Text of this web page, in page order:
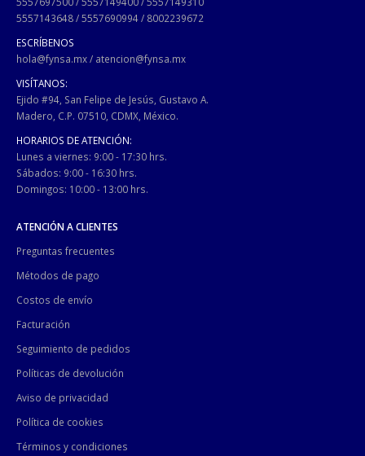
5557143648/5557690994/ 8002239672
ESCRÍBENOS
hola@fynsa.mx/ atencion@fynsa.mx
VISÍTANOS:
Ejido #94, San Felipe de Jesús, Gustavo A.
Madero, C.P. 07510, CDMX, México.
HORARIOS DE ATENCIÓN:
Lunes a viernes: 9:00 - 17:30 hrs.
Sábados: 9:00 - 16:30 hrs.
Domingos: 10:00 - 13:00 hrs.
ATENCIÓN A CLIENTES
Preguntas frecuentes
Métodos de pago
Costos de envío
Facturación
Seguimiento de pedidos
Políticas de devolución
Aviso de privacidad
Política de cookies
Términos y condiciones